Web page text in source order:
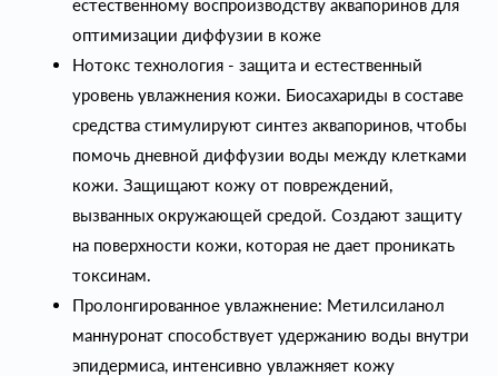
естественному воспроизводству аквапоринов для
оптимизации диффузии в коже
Нотокс технология - защита и естественный
уровень увлажнения кожи. Биосахариды в составе
средства стимулируют синтез аквапоринов, чтобы
помочь дневной диффузии воды между клетками
кожи. Защищают кожу от повреждений,
вызванных окружающей средой. Создают защиту
на поверхности кожи, которая не дает проникать
токсинам.
Пролонгированное увлажнение: Метилсиланол
маннуронат способствует удержанию воды внутри
эпидермиса, интенсивно увлажняет кожу